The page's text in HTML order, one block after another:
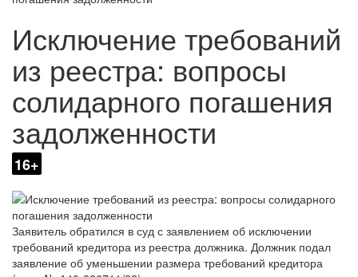
Исключение требований
из реестра: вопросы
солидарного погашения
задолженности
16+
Заявитель обратился в суд с заявлением об исключении
требований кредитора из реестра должника. Должник подал
заявление об уменьшении размера требований кредитора
(дело № А40-226711/22).